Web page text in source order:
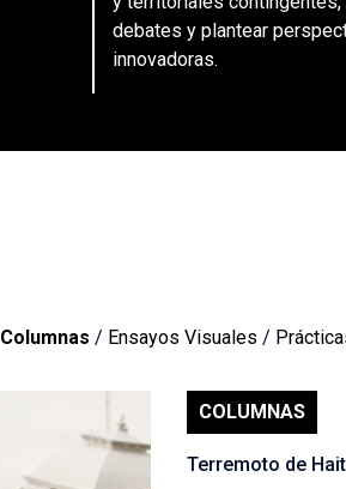
debates y plantear
innovadoras.
Columnas / Ensayos Visuales /
COLUMNAS
Terremoto de